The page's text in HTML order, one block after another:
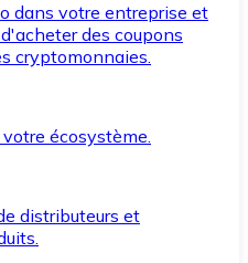
dans votre entreprise et
des coupons
cryptomonnaies.
écosystème.
distributeurs et